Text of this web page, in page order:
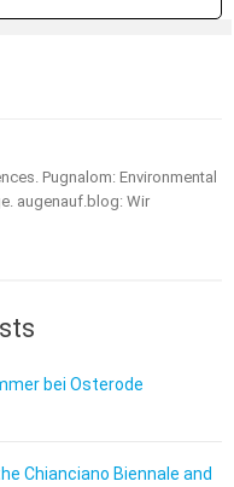
Pugnalom: Environmental
augenauf.blog: Wir
bei Osterode
Chianciano Biennale and